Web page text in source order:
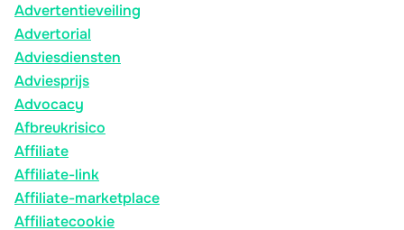
Advertentieveiling
Advertorial
Adviesdiensten
Adviesprijs
Advocacy
Afbreukrisico
Affiliate
Affiliate-link
Affiliate-marketplace
Affiliatecookie